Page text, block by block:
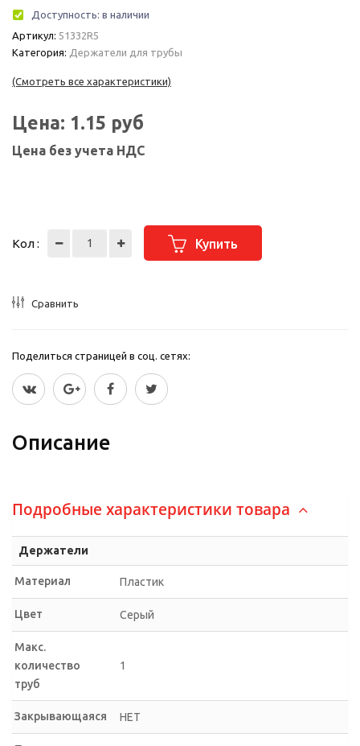
Доступность: в наличии
Артикул: 51332R5
Категория: Держатели для трубы
(Смотреть все характеристики)
Цена: 1.15 руб
Цена без учета НДС
Кол : Купить
Сравнить
Поделиться страницей в соц. сетях:
Описание
Подробные характеристики товара
Держатели
Материал Пластик
Цвет Серый
Макс.
количество
труб
1
Закрывающаяся НЕТ